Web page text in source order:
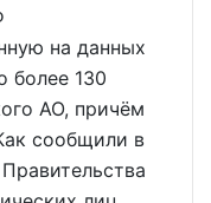
на данных
более 130
АО, причём
сообщили в